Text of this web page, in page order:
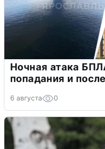
Ночная атака
попадания и
6 августа 0